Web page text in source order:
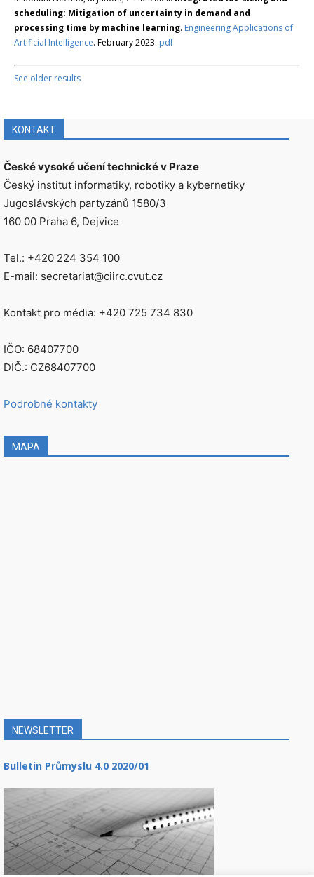
scheduling: Mitigation of uncertainty in demand and
processing time by machine learning. Engineering Applications of
Artificial Intelligence. February 2023. pdf
See older results
KONTAKT
České vysoké učení technické v Praze
Český institut informatiky, robotiky a kybernetiky
Jugoslávských partyzánů 1580/3
160 00 Praha 6, Dejvice
Tel.: +420 224 354 100
E-mail: secretariat@ciirc.cvut.cz
Kontakt pro média: +420 725 734 830
IČO: 68407700
DIČ.: CZ68407700
Podrobné kontakty
MAPA
NEWSLETTER
Bulletin Průmyslu 4.0 2020/01